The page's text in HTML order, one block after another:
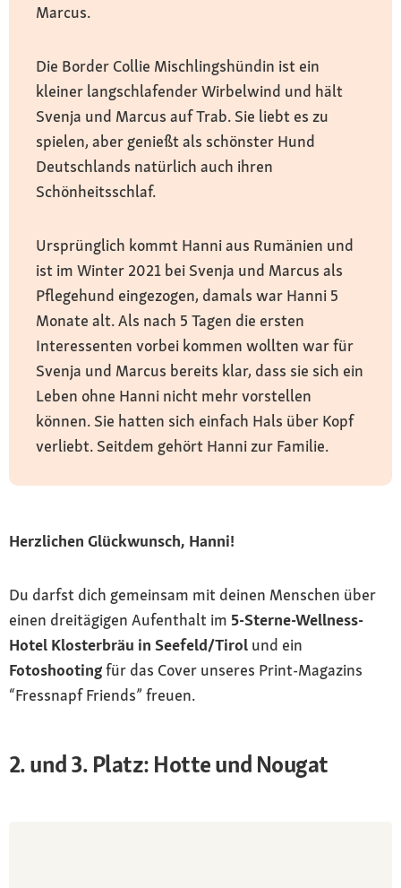
Marcus.
Die Border Collie Mischlingshündin ist ein
kleiner langschlafender Wirbelwind und hält
Svenja und Marcus auf Trab. Sie liebt es zu
spielen, aber genießt als schönster Hund
Deutschlands natürlich auch ihren
Schönheitsschlaf.
Ursprünglich kommt Hanni aus Rumänien und
ist im Winter 2021 bei Svenja und Marcus als
Pflegehund eingezogen, damals war Hanni 5
Monate alt. Als nach 5 Tagen die ersten
Interessenten vorbei kommen wollten war für
Svenja und Marcus bereits klar, dass sie sich ein
Leben ohne Hanni nicht mehr vorstellen
können. Sie hatten sich einfach Hals über Kopf
verliebt. Seitdem gehört Hanni zur Familie.
Herzlichen Glückwunsch, Hanni!
Du darfst dich gemeinsam mit deinen Menschen über
einen dreitägigen Aufenthalt im 5-Sterne-Wellness-
Hotel Klosterbräu in Seefeld/Tirol und ein
Fotoshootingfür das Cover unseres Print-Magazins
“Fressnapf Friends” freuen.
2. und 3. Platz: Hotte und Nougat